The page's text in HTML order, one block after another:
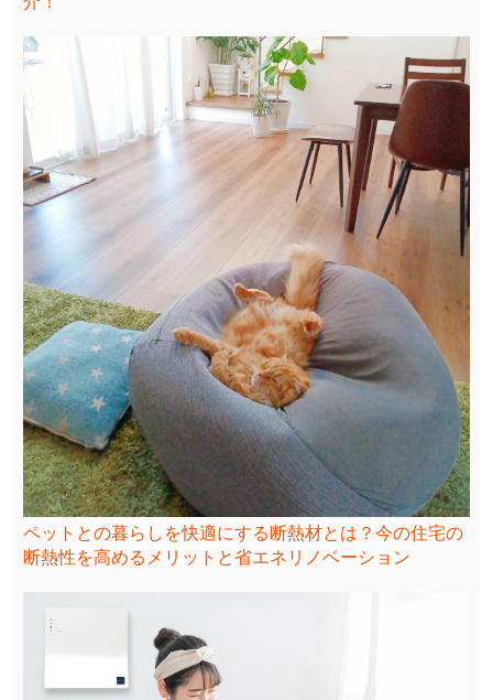
ペットとの暮らしを快適にする断熱材とは？今の住宅の
断熱性を高めるメリットと省エネリノベーション